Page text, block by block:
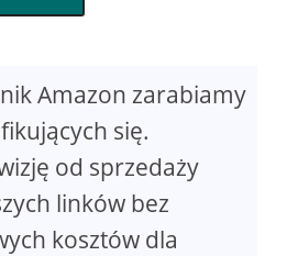
Amazon zarabiamy
się.
od sprzedaży
linków bez
kosztów dla